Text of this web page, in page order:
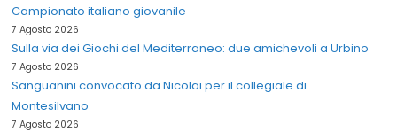
Campionato italiano giovanile
7 Agosto 2026
Sulla via dei Giochi del Mediterraneo: due amichevoli a Urbino
7 Agosto 2026
Sanguanini convocato da Nicolai per il collegiale di
Montesilvano
7 Agosto 2026